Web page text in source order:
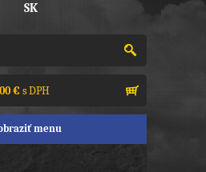
SK
€s DPH
menu